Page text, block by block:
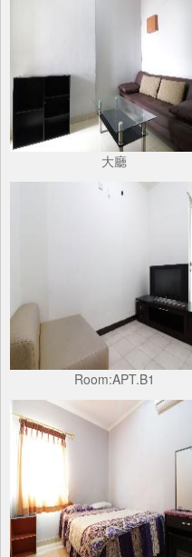
大廳
Room:APT.B1